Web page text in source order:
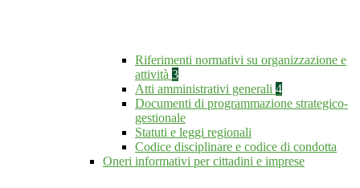
Riferimenti normativi su organizzazione e
attività 3
Atti amministrativi generali 4
Documenti di programmazione strategico-
gestionale
Statuti e leggi regionali
Codice disciplinare e codice di condotta
Oneri informativi per cittadini e imprese